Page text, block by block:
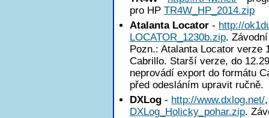
pro HP TR4W_HP_2014.zip
Atalanta Locator - http://
LOCATOR_1230b.zip.
Pozn.: Atalanta Locator verze
Cabrillo. Starší verze, do
neprovádí export do formátu
před odesláním upravit ručně.
DXLog - http://www.dxlog.net/
DXLog_Holicky_pohar.zip.